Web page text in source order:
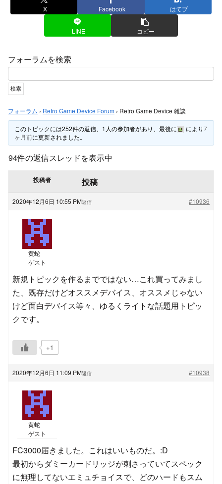
X Facebook はてブ
LINE コピー
フォーラムを検索
フォーラム › Retro Game Device Forum › Retro Game Device 雑談
このトピックには252件の返信、1人の参加者があり、最後に により7
ヶ月前に更新されました。
94件の返信スレッドを表示中
投稿者 投稿
2020年12月6日 10:55 PM #10936
返信
黄蛇
ゲスト
新規トピックを作るまでではない…これ買ってみまし
た、既存だけどオススメデバイス、オススメじゃない
けど面白デバイス等々、ゆるくライトな話題用トピッ
クです。
+1
2020年12月6日 11:09 PM #10938
返信
黄蛇
ゲスト
FC3000届きました。これはいいものだ。:D
最初からダミーカードリッジが刺さっていてスペック
に無理してないエミュチョイスで、どのハードもスム